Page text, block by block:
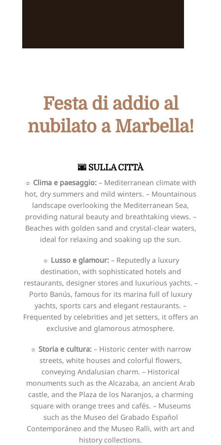
Festa di addio al
nubilato a Marbella!
🌆 SULLA CITTÀ
☼ Clima e paesaggio: – Mediterranean climate with
hot, dry summers and mild winters. – Mountainous
landscape overlooking the Mediterranean Sea,
providing natural beauty and breathtaking views. –
Beaches with golden sand and crystal-clear waters,
ideal for relaxing and soaking up the sun.
☼ Lusso e glamour: – Reputedly a luxury
destination, with sophisticated hotels and
restaurants, designer stores and luxurious yachts. –
Porto Banús, famous for its marina full of luxury
yachts, sports cars and elegant restaurants. –
Frequented by celebrities and jet setters, it offers an
exclusive and glamorous atmosphere.
☼ Storia e cultura: – Historic center with narrow
streets, white houses and colorful flowers,
conveying Andalusian charm. – Historical
monuments such as the Alcazaba, an ancient Arab
castle, and the Plaza de los Naranjos, a charming
square with orange trees and cafés. – Museums
such as the Museo del Grabado Español
Contemporáneo and the Museo Ralli, with art and
history collections.